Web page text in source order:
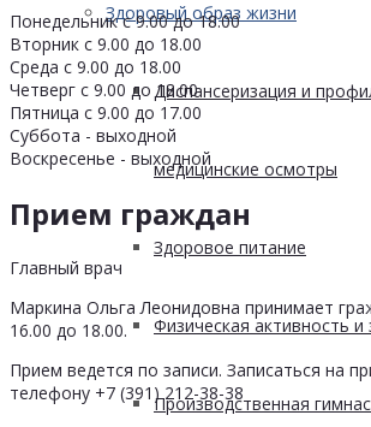
Здоровый образ жизни
Диспансеризация и
медицинские осмотры
Здоровое питание
Физическая активность и
Производственная
Понедельник с 9.00 до 18.00
Вторник с 9.00 до 18.00
Среда с 9.00 до 18.00
Четверг с 9.00 до 18.00
Пятница с 9.00 до 17.00
Суббота - выходной
Воскресенье - выходной
Прием граждан
Главный врач
Маркина Ольга Леонидовна принимает
16.00 до 18.00.
Прием ведется по записи. Записаться на
телефону +7 (391) 212-38-38